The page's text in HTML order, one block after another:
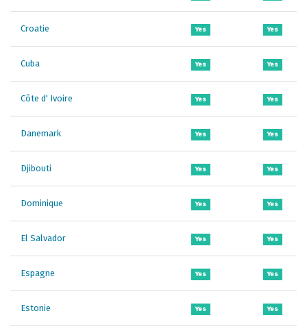
Croatie Yes Yes
Cuba Yes Yes
Côte d' Ivoire Yes Yes
Danemark Yes Yes
Djibouti Yes Yes
Dominique Yes Yes
El Salvador Yes Yes
Espagne Yes Yes
Estonie Yes Yes